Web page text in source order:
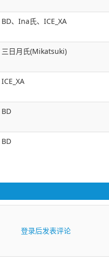
BD、Ina氏、ICE_XA
三日月氏(Mikatsuki)
ICE_XA
BD
BD
登录后发表评论